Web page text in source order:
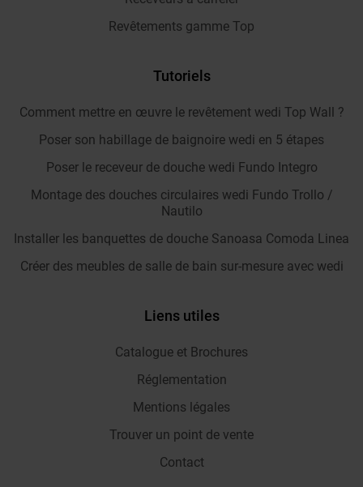
Revêtements gamme Top
Tutoriels
Comment mettre en œuvre le revêtement wedi Top Wall ?
Poser son habillage de baignoire wedi en 5 étapes
Poser le receveur de douche wedi Fundo Integro
Montage des douches circulaires wedi Fundo Trollo /
Nautilo
Installer les banquettes de douche Sanoasa Comoda Linea
Créer des meubles de salle de bain sur-mesure avec wedi
Liens utiles
Catalogue et Brochures
Réglementation
Mentions légales
Trouver un point de vente
Contact